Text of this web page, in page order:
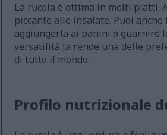
La rucola è ottima in molti piatti.
piccante alle insalate. Puoi
aggiungerla ai panini o guarnire
versatilità la rende una delle
di tutto il mondo.
Profilo nutrizionale